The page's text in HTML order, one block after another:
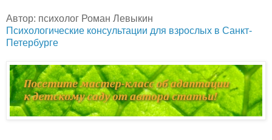
Автор: психолог Роман Левыкин
Психологические консультации для взрослых в Санкт-
Петербурге